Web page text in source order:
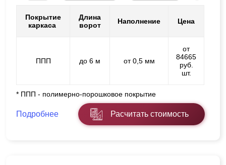
Покрытие
каркаса
Длина
ворот
Наполнение Цена
ППП до 6 м от 0,5 мм
от
84665
руб.
шт.
* ППП - полимерно-порошковое покрытие
Подробнее Расчитать стоимость